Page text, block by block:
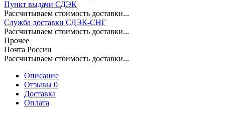
Пункт выдачи СДЭК
Рассчитываем стоимость доставки...
Служба доставки СДЭК-СНГ
Рассчитываем стоимость доставки...
Прочее
Почта России
Рассчитываем стоимость доставки...
Описание
Отзывы 0
Доставка
Оплата